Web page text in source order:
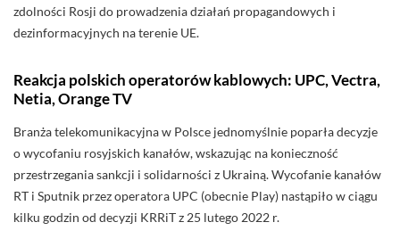
zdolności Rosji do prowadzenia działań propagandowych i
dezinformacyjnych na terenie UE.
Reakcja polskich operatorów kablowych: UPC, Vectra,
Netia, Orange TV
Branża telekomunikacyjna w Polsce jednomyślnie poparła decyzje
o wycofaniu rosyjskich kanałów, wskazując na konieczność
przestrzegania sankcji i solidarności z Ukrainą. Wycofanie kanałów
RT i Sputnik przez operatora UPC (obecnie Play) nastąpiło w ciągu
kilku godzin od decyzji KRRiT z 25 lutego 2022 r.